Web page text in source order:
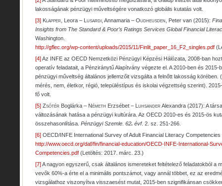
lakosságának pénzügyi műveltségére vonatkozó globális kutatás volt.
[3] Klapper , Leora – L usardi , Annamaria – Oudheusden , Peter van (2015):
Insights from The Standard & Poor’s Ratings Services Global Financial
Washington.
http://gflec.org/wp-content/uploads/2015/11/Finlit_paper_16_F2_singles.pdf
[4] Az INFE az OECD Nemzetközi Pénzügyi Képzési Hálózata, 2008-ban
operatív feladatait, a Pénziránytű Alapítvány végezte el. A 2010-ben és
pénzügyi műveltség általános jellemzőit vizsgálta a felnőtt lakosság körében.
mérés, nem, életkor, régió, településtípus és iskolai végzettség szerint).
fő volt.
[5] Zsótér Boglárka – Németh Erzsébet – L uhsanderAlexandra (2017): A
változásának hatása a pénzügyi kultúrára. Az OECD 2010-es és 2015-ös
összehasonlítása. Pénzügyi Szemle. 62. évf. 2. sz. 251-266.
[6] OECD/INFE International Survey of Adult Financial Literacy
http://www.oecd.org/daf/fin/financial-education/OECD-INFE-International-
Competencies.pdf (Letöltés: 2017. márc. 23.)
[7] A nagyon egyszerű, csak általános ismereteket feltételező feladatokból a
vevők 60%-a érte el a minimális pontszámot, vagy annál többet, ez az
vizsgálathoz viszonyítva visszaesést mutat, 2015-ben szignifikánsan